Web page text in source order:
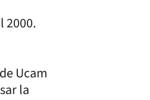
2000.
Ucam
la